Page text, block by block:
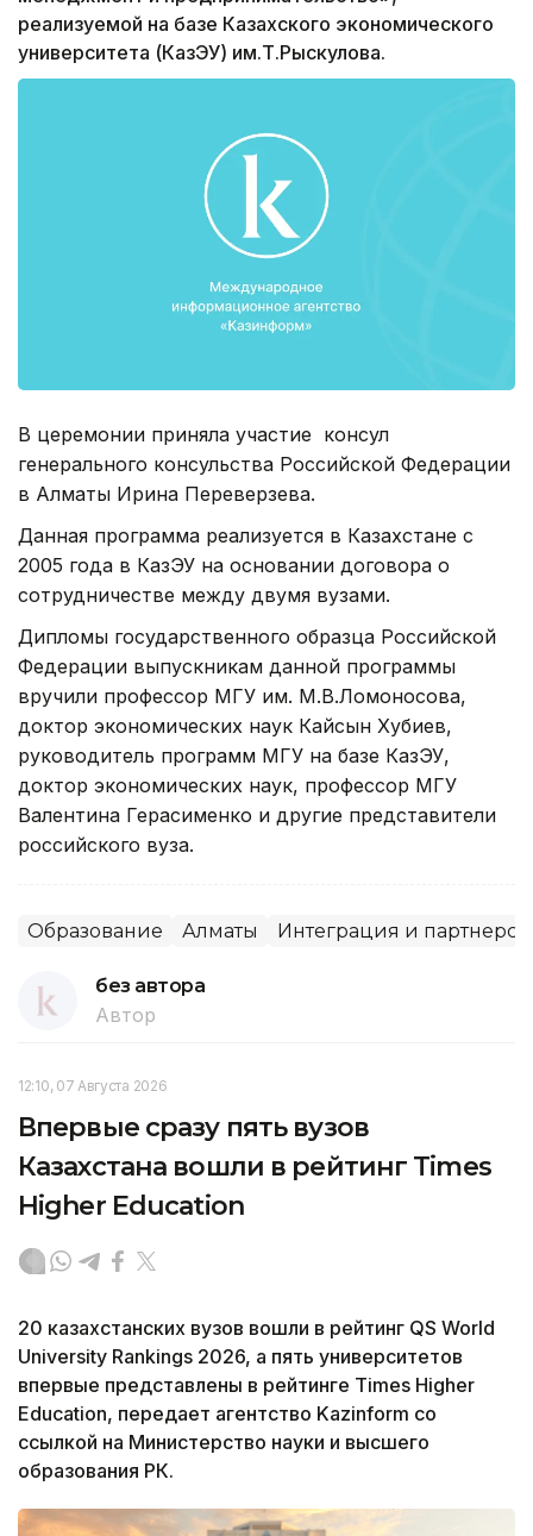
реализуемой на базе Казахского экономического
университета (КазЭУ) им.Т.Рыскулова.
В церемонии приняла участие консул
генерального консульства Российской Федерации
в Алматы Ирина Переверзева.
Данная программа реализуется в Казахстане с
2005 года в КазЭУ на основании договора о
сотрудничестве между двумя вузами.
Дипломы государственного образца Российской
Федерации выпускникам данной программы
вручили профессор МГУ им. М.В.Ломоносова,
доктор экономических наук Кайсын Хубиев,
руководитель программ МГУ на базе КазЭУ,
доктор экономических наук, профессор МГУ
Валентина Герасименко и другие представители
российского вуза.
Образование Алматы Интеграция и
без автора
Автор
12:10, 07 Августа 2026
Впервые сразу пять вузов
Казахстана вошли в рейтинг Times
Higher Education
20 казахстанских вузов вошли в рейтинг QS World
University Rankings 2026, а пять университетов
впервые представлены в рейтинге Times Higher
Education, передает агентство Kazinform со
ссылкой на Министерство науки и высшего
образования РК.